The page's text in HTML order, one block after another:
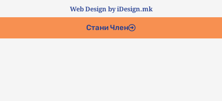
Web Design by iDesign.mk
Стани Член